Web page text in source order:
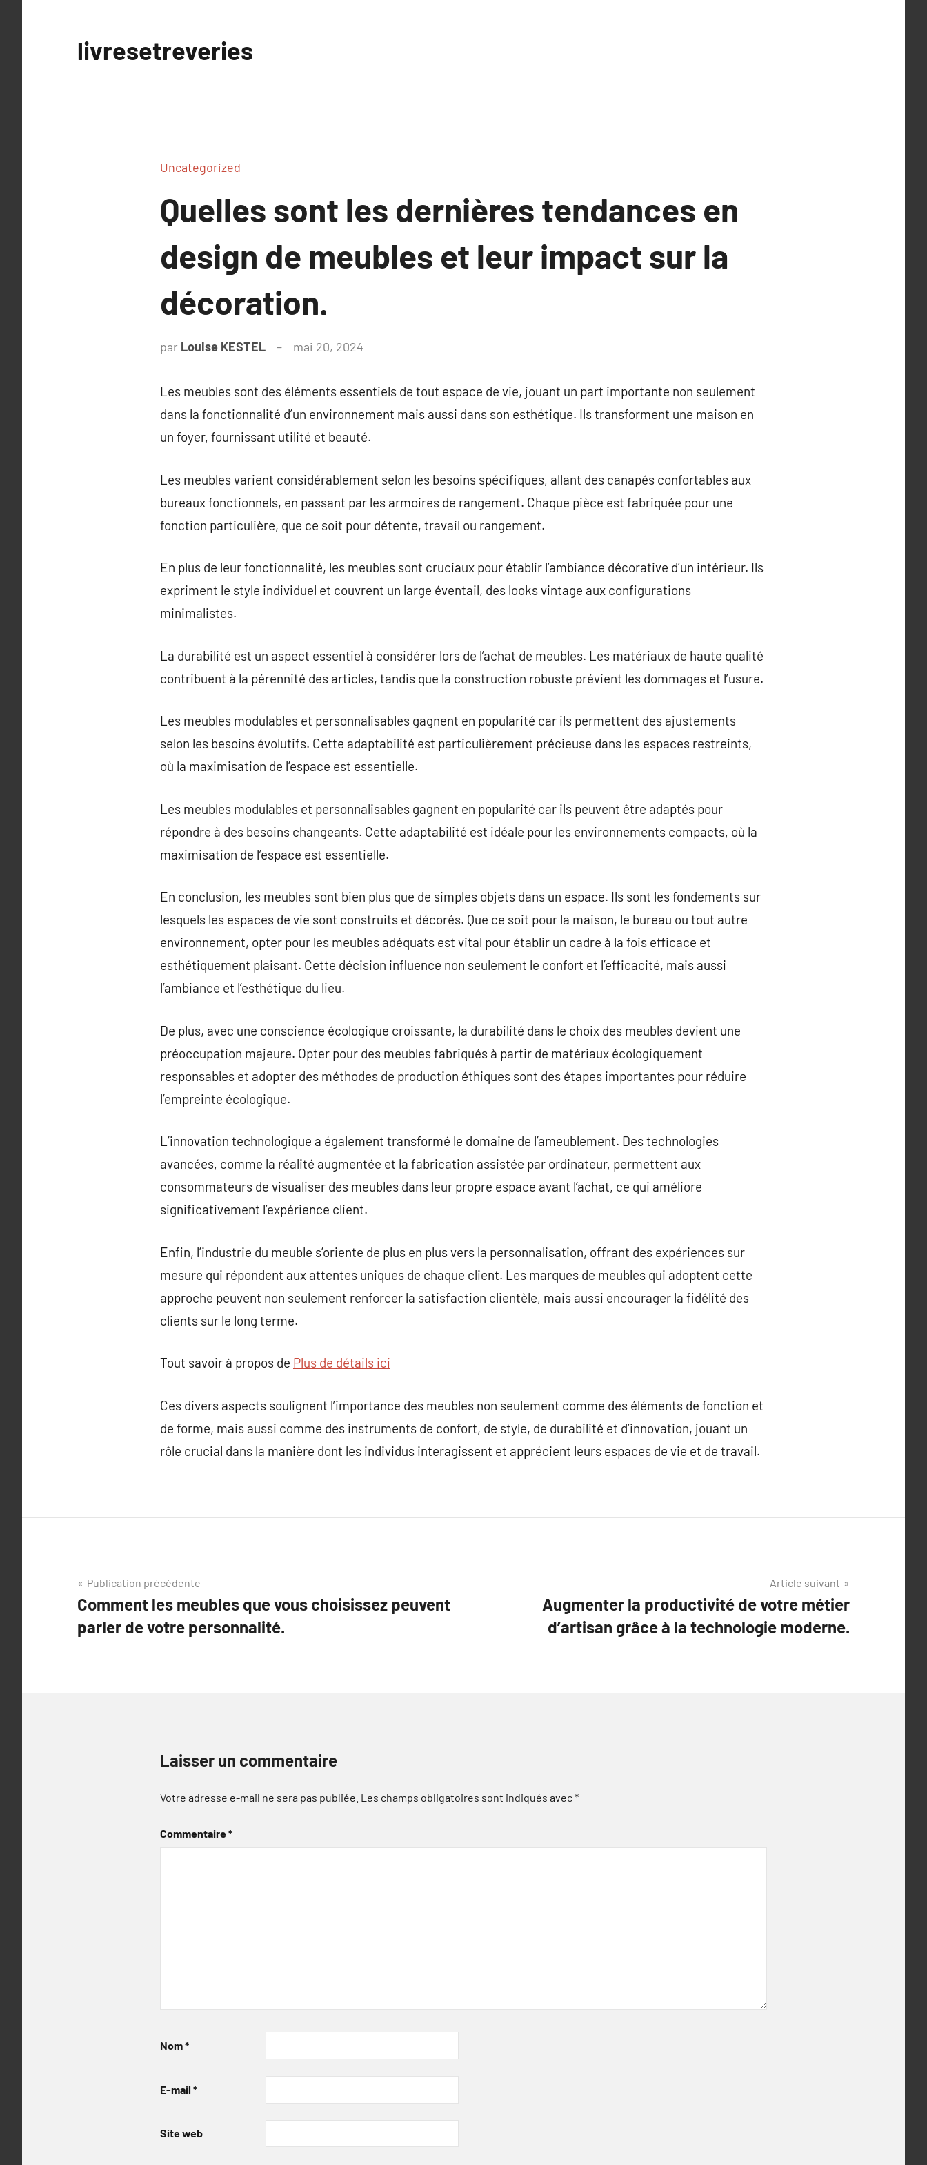
livresetreveries
Uncategorized
Quelles sont les dernières tendances en
design de meubles et leur impact sur la
décoration.
par Louise KESTEL mai 20, 2024
Les meubles sont des éléments essentiels de tout espace de vie, jouant un part importante non seulement
dans la fonctionnalité d’un environnement mais aussi dans son esthétique. Ils transforment une maison en
un foyer, fournissant utilité et beauté.
Les meubles varient considérablement selon les besoins spécifiques, allant des canapés confortables aux
bureaux fonctionnels, en passant par les armoires de rangement. Chaque pièce est fabriquée pour une
fonction particulière, que ce soit pour détente, travail ou rangement.
En plus de leur fonctionnalité, les meubles sont cruciaux pour établir l’ambiance décorative d’un intérieur. Ils
expriment le style individuel et couvrent un large éventail, des looks vintage aux configurations
minimalistes.
La durabilité est un aspect essentiel à considérer lors de l’achat de meubles. Les matériaux de haute qualité
contribuent à la pérennité des articles, tandis que la construction robuste prévient les dommages et l’usure.
Les meubles modulables et personnalisables gagnent en popularité car ils permettent des ajustements
selon les besoins évolutifs. Cette adaptabilité est particulièrement précieuse dans les espaces restreints,
où la maximisation de l’espace est essentielle.
Les meubles modulables et personnalisables gagnent en popularité car ils peuvent être adaptés pour
répondre à des besoins changeants. Cette adaptabilité est idéale pour les environnements compacts, où la
maximisation de l’espace est essentielle.
En conclusion, les meubles sont bien plus que de simples objets dans un espace. Ils sont les fondements sur
lesquels les espaces de vie sont construits et décorés. Que ce soit pour la maison, le bureau ou tout autre
environnement, opter pour les meubles adéquats est vital pour établir un cadre à la fois efficace et
esthétiquement plaisant. Cette décision influence non seulement le confort et l’efficacité, mais aussi
l’ambiance et l’esthétique du lieu.
De plus, avec une conscience écologique croissante, la durabilité dans le choix des meubles devient une
préoccupation majeure. Opter pour des meubles fabriqués à partir de matériaux écologiquement
responsables et adopter des méthodes de production éthiques sont des étapes importantes pour réduire
l’empreinte écologique.
L’innovation technologique a également transformé le domaine de l’ameublement. Des technologies
avancées, comme la réalité augmentée et la fabrication assistée par ordinateur, permettent aux
consommateurs de visualiser des meubles dans leur propre espace avant l’achat, ce qui améliore
significativement l’expérience client.
Enfin, l’industrie du meuble s’oriente de plus en plus vers la personnalisation, offrant des expériences sur
mesure qui répondent aux attentes uniques de chaque client. Les marques de meubles qui adoptent cette
approche peuvent non seulement renforcer la satisfaction clientèle, mais aussi encourager la fidélité des
clients sur le long terme.
Tout savoir à propos de Plus de détails ici
Ces divers aspects soulignent l’importance des meubles non seulement comme des éléments de fonction et
de forme, mais aussi comme des instruments de confort, de style, de durabilité et d’innovation, jouant un
rôle crucial dans la manière dont les individus interagissent et apprécient leurs espaces de vie et de travail.
Navigation
de
l’article
Publication précédente
Comment les meubles que vous choisissez peuvent
parler de votre personnalité.
Article suivant
Augmenter la productivité de votre métier
d’artisan grâce à la technologie moderne.
Laisser un commentaire
Votre adresse e-mail ne sera pas publiée. Les champs obligatoires sont indiqués avec*
Commentaire*
Nom*
E-mail *
Site web